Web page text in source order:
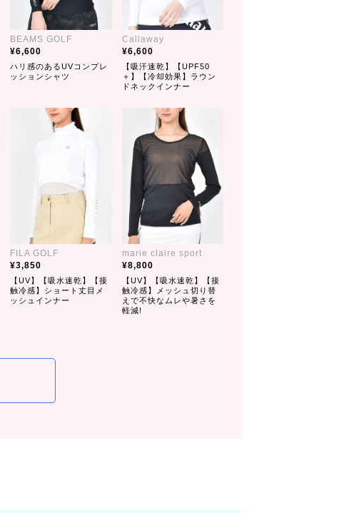
BEAMS GOLF
6,600
ハリ感のあるUVコンプレ
ッションシャツ
Callaway
6,600
【吸汗速乾】【UPF50
＋】【冷却効果】ラウン
ドネックインナー
FILA GOLF
3,850
【UV】【吸水速乾】【接
触冷感】ショート丈目メ
ッシュインナー
marie claire sport
8,800
【UV】【吸水速乾】【接
触冷感】メッシュ切り替
えで不快なムレや暑さを
軽減!